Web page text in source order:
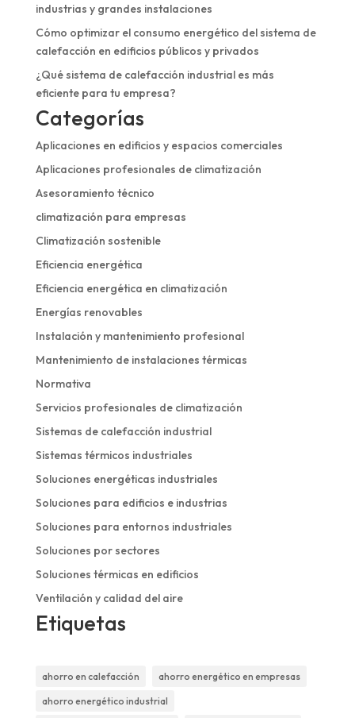
industrias y grandes instalaciones
Cómo optimizar el consumo energético del sistema de
calefacción en edificios públicos y privados
¿Qué sistema de calefacción industrial es más
eficiente para tu empresa?
Categorías
Aplicaciones en edificios y espacios comerciales
Aplicaciones profesionales de climatización
Asesoramiento técnico
climatización para empresas
Climatización sostenible
Eficiencia energética
Eficiencia energética en climatización
Energías renovables
Instalación y mantenimiento profesional
Mantenimiento de instalaciones térmicas
Normativa
Servicios profesionales de climatización
Sistemas de calefacción industrial
Sistemas térmicos industriales
Soluciones energéticas industriales
Soluciones para edificios e industrias
Soluciones para entornos industriales
Soluciones por sectores
Soluciones térmicas en edificios
Ventilación y calidad del aire
Etiquetas
ahorro en calefacción ahorro energético en empresas
ahorro energético industrial